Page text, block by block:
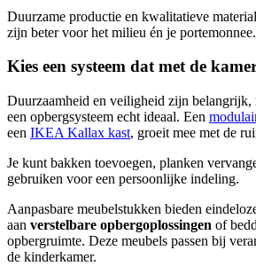
Duurzame productie en kwalitatieve
zijn beter voor het milieu én je portemonnee.
Kies een systeem dat met de
Duurzaamheid en veiligheid zijn
een opbergsysteem echt ideaal. Een
een IKEA Kallax kast, groeit mee met de
Je kunt bakken toevoegen, planken
gebruiken voor een persoonlijke indeling.
Aanpasbare meubelstukken bieden
aan verstelbare opbergoplossingen of
opbergruimte. Deze meubels passen bij
de kinderkamer.